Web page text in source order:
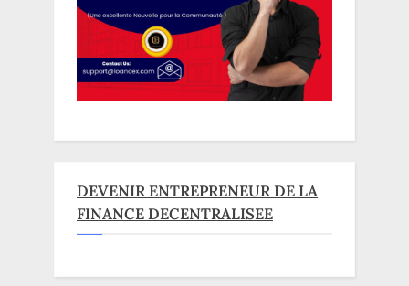
DEVENIR ENTREPRENEUR DE LA
FINANCE DECENTRALISEE